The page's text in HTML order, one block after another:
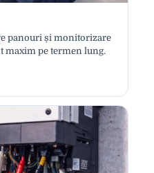
panouri și monitorizare
maxim pe termen lung.